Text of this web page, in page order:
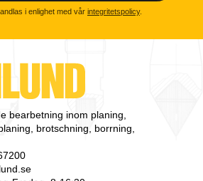
i enlighet med vår integritetspolicy.
bearbetning inom planing,
brotschning, borrning,